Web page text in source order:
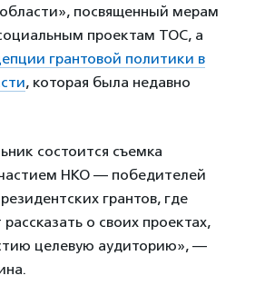
посвященный мерам
проектам ТОС, а
грантовой политики в
, которая была недавно
состоится съемка
НКО — победителей
грантов, где
о своих проектах,
целевую аудиторию», —